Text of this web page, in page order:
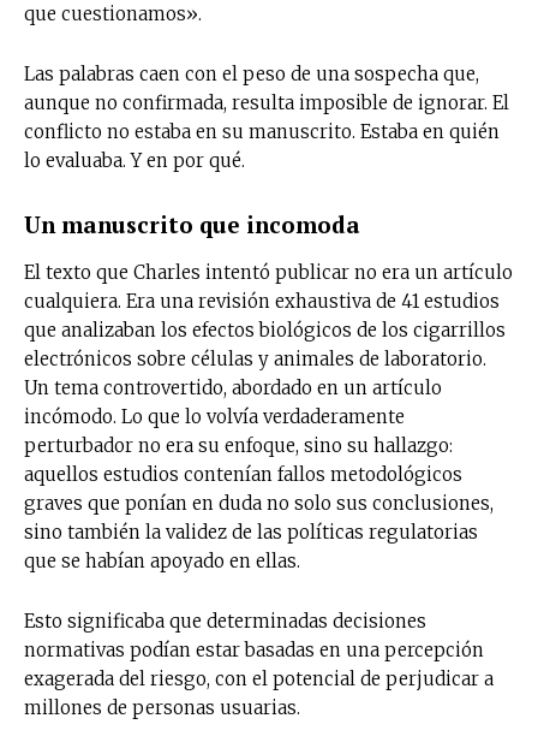
que cuestionamos».
Las palabras caen con el peso de una sospecha que,
aunque no confirmada, resulta imposible de ignorar. El
conflicto no estaba en su manuscrito. Estaba en quién
lo evaluaba. Y en por qué.
Un manuscrito que incomoda
El texto que Charles intentó publicar no era un artículo
cualquiera. Era una revisión exhaustiva de 41 estudios
que analizaban los efectos biológicos de los cigarrillos
electrónicos sobre células y animales de laboratorio.
Un tema controvertido, abordado en un artículo
incómodo. Lo que lo volvía verdaderamente
perturbador no era su enfoque, sino su hallazgo:
aquellos estudios contenían fallos metodológicos
graves que ponían en duda no solo sus conclusiones,
sino también la validez de las políticas regulatorias
que se habían apoyado en ellas.
Esto significaba que determinadas decisiones
normativas podían estar basadas en una percepción
exagerada del riesgo, con el potencial de perjudicar a
millones de personas usuarias.